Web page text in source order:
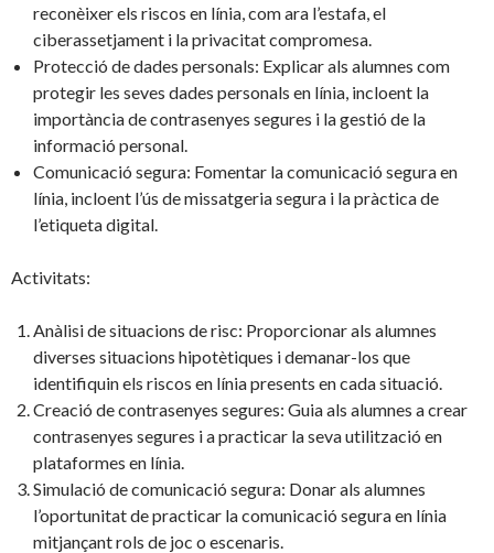
reconèixer els riscos en línia, com ara l’estafa, el
ciberassetjament i la privacitat compromesa.
Protecció de dades personals: Explicar als alumnes com
protegir les seves dades personals en línia, incloent la
importància de contrasenyes segures i la gestió de la
informació personal.
Comunicació segura: Fomentar la comunicació segura en
línia, incloent l’ús de missatgeria segura i la pràctica de
l’etiqueta digital.
Activitats:
Anàlisi de situacions de risc: Proporcionar als alumnes
diverses situacions hipotètiques i demanar-los que
identifiquin els riscos en línia presents en cada situació.
Creació de contrasenyes segures: Guia als alumnes a crear
contrasenyes segures i a practicar la seva utilització en
plataformes en línia.
Simulació de comunicació segura: Donar als alumnes
l’oportunitat de practicar la comunicació segura en línia
mitjançant rols de joc o escenaris.